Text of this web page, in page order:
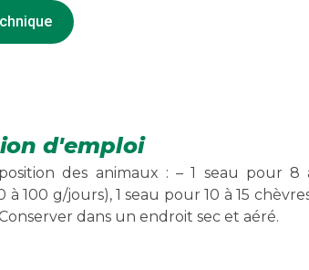
d'emploi
des animaux : – 1 seau pour 8
à 100 g/jours), 1 seau pour 10 à 15
dans un endroit sec et aéré.